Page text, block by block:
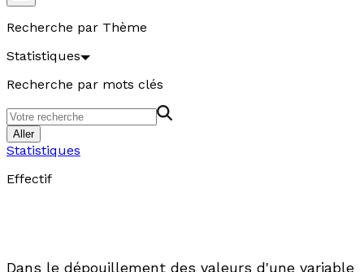
Recherche par Thème
Statistiques
Recherche par mots clés
Aller
Statistiques
Effectif
Dans le dépouillement des valeurs d'une variable